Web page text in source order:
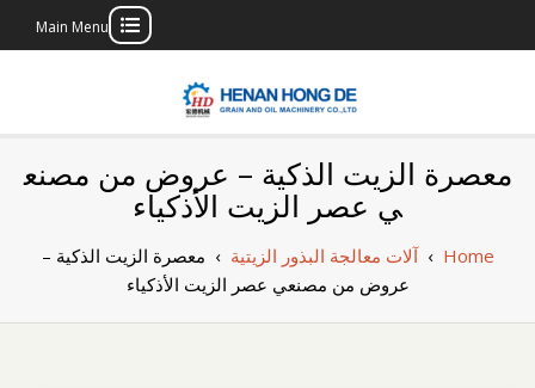
Main Menu
بناء مصنع إنتاج
الزيوت النباتية
الخاص بك
معصرة الزيت الذكية – عروض من مصنع
ي عصر الزيت الأذكياء
Home
›آلات معالجة البذور الزيتية › معصرة الزيت الذكية –
عروض من مصنعي عصر الزيت الأذكياء